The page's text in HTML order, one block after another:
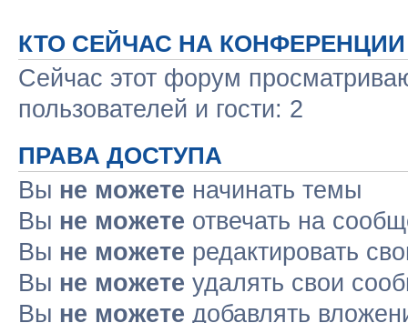
КТО СЕЙЧАС НА КОНФЕРЕНЦИИ
Сейчас этот форум
пользователей и гости: 2
ПРАВА ДОСТУПА
Вы не можете начинать темы
Вы не можете отвечать на
Вы не можете редактировать
Вы не можете удалять свои
Вы не можете добавлять